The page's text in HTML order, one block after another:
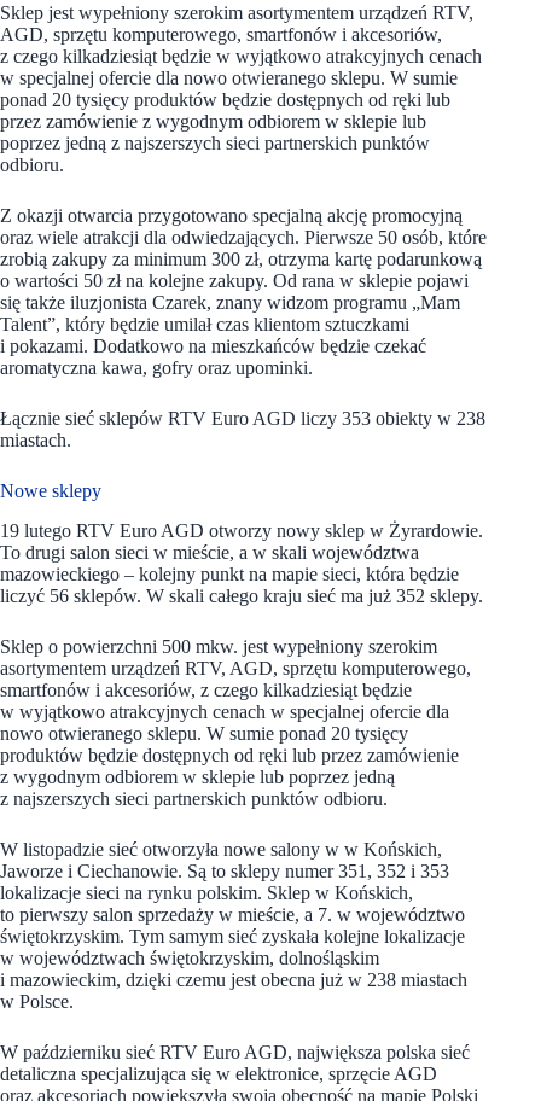
Sklep jest wypełniony szerokim asortymentem urządzeń RTV,
AGD, sprzętu komputerowego, smartfonów i akcesoriów,
z czego kilkadziesiąt będzie w wyjątkowo atrakcyjnych cenach
w specjalnej ofercie dla nowo otwieranego sklepu. W sumie
ponad 20 tysięcy produktów będzie dostępnych od ręki lub
przez zamówienie z wygodnym odbiorem w sklepie lub
poprzez jedną z najszerszych sieci partnerskich punktów
odbioru.
Z okazji otwarcia przygotowano specjalną akcję promocyjną
oraz wiele atrakcji dla odwiedzających. Pierwsze 50 osób, które
zrobią zakupy za minimum 300 zł, otrzyma kartę podarunkową
o wartości 50 zł na kolejne zakupy. Od rana w sklepie pojawi
się także iluzjonista Czarek, znany widzom programu „Mam
Talent”, który będzie umilał czas klientom sztuczkami
i pokazami. Dodatkowo na mieszkańców będzie czekać
aromatyczna kawa, gofry oraz upominki.
Łącznie sieć sklepów RTV Euro AGD liczy 353 obiekty w 238
miastach.
Nowe sklepy
19 lutego RTV Euro AGD otworzy nowy sklep w Żyrardowie.
To drugi salon sieci w mieście, a w skali województwa
mazowieckiego – kolejny punkt na mapie sieci, która będzie
liczyć 56 sklepów. W skali całego kraju sieć ma już 352 sklepy.
Sklep o powierzchni 500 mkw. jest wypełniony szerokim
asortymentem urządzeń RTV, AGD, sprzętu komputerowego,
smartfonów i akcesoriów, z czego kilkadziesiąt będzie
w wyjątkowo atrakcyjnych cenach w specjalnej ofercie dla
nowo otwieranego sklepu. W sumie ponad 20 tysięcy
produktów będzie dostępnych od ręki lub przez zamówienie
z wygodnym odbiorem w sklepie lub poprzez jedną
z najszerszych sieci partnerskich punktów odbioru.
W listopadzie sieć otworzyła nowe salony w w Końskich,
Jaworze i Ciechanowie. Są to sklepy numer 351, 352 i 353
lokalizacje sieci na rynku polskim. Sklep w Końskich,
to pierwszy salon sprzedaży w mieście, a 7. w województwo
świętokrzyskim. Tym samym sieć zyskała kolejne lokalizacje
w województwach świętokrzyskim, dolnośląskim
i mazowieckim, dzięki czemu jest obecna już w 238 miastach
w Polsce.
W październiku sieć RTV Euro AGD, największa polska sieć
detaliczna specjalizująca się w elektronice, sprzęcie AGD
oraz akcesoriach powiększyła swoją obecność na mapie Polski